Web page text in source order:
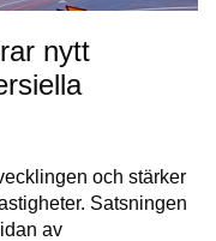
nytt
och stärker
Satsningen
av